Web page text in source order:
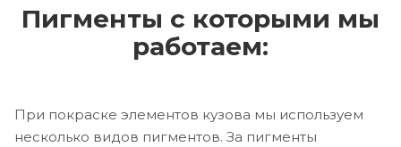
Пигменты с которыми мы
работаем:
При покраске элементов кузова мы используем
несколько видов пигментов. За пигменты